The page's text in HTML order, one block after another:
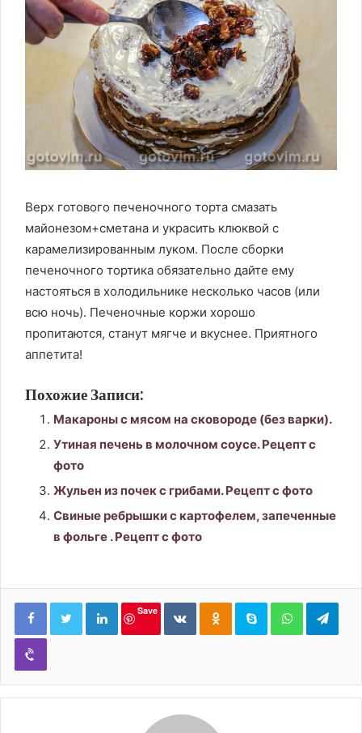
Верх готового печеночного торта смазать
майонезом+сметана и украсить клюквой с
карамелизированным луком. После сборки
печеночного тортика обязательно дайте ему
настояться в холодильнике несколько часов (или
всю ночь). Печеночные коржи хорошо
пропитаются, станут мягче и вкуснее. Приятного
аппетита!
Похожие Записи:
Макароны с мясом на сковороде (без варки).
Утиная печень в молочном соусе. Рецепт с
фото
Жульен из почек с грибами. Рецепт с фото
Свиные ребрышки с картофелем, запеченные
в фольге . Рецепт с фото
LinkedIn
Save
ВконтактеОдноклассники
Skype WhatsApp
Viber